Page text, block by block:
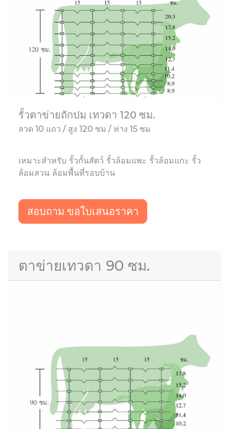
รั้วตาข่ายถักปม เทวดา 120 ซม.
ลวด 10 แถว / สูง 120 ซม / ห่าง 15 ซม
เหมาะสำหรับ รั้วกั้นสัตว์ รั้วล้อมแพะ รั้วล้อมแกะ รั้ว
ล้อมสวน ล้อมพื้นที่รอบบ้าน
สอบถาม ขอใบเสนอราคา
ตาข่ายเทวดา 90 ซม.